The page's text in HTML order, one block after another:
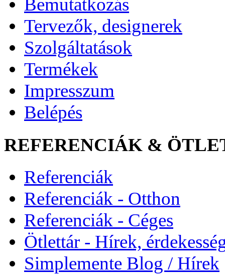
Bemutatkozás
Tervezők, designerek
Szolgáltatások
Termékek
Impresszum
Belépés
REFERENCIÁK &
Referenciák
Referenciák - Otthon
Referenciák - Céges
Ötlettár - Hírek,
Simplemente Blog / Hírek